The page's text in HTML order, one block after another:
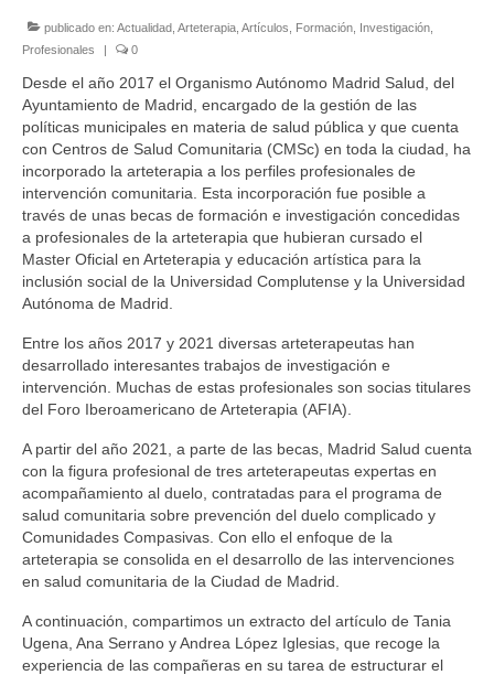
ESTATUTOS
¿QUÉ ENTENDEMOS POR ARTETERAPIA?
PREGUNTAS FRECUENTES
CÓDIGO ÉTICO
ASOCIACIONES FEDERADAS
AFIA
ANDART
ATe
MURART
ACTIVIDADES DE ARTETERAPIA
CONGRESOS DE ARTETERAPIA
JORNADAS DE ARTETERAPIA
PUBLICACIONES
Efectividad de la arteterapia: informe sobre la
evidencia existente
publicado en: Actualidad Arteterapia Artículos Formación Investigación
Profesionales
| 0
Desde el año 2017 el Organismo Autónomo Madrid Salud, del
Ayuntamiento de Madrid, encargado de la gestión de las
políticas municipales en materia de salud pública y que cuenta
con Centros de Salud Comunitaria (CMSc) en toda la ciudad, ha
incorporado la arteterapia a los perfiles profesionales de
intervención comunitaria. Esta incorporación fue posible a
través de unas becas de formación e investigación concedidas
a profesionales de la arteterapia que hubieran cursado el
Master Oficial en Arteterapia y educación artística para la
inclusión social de la Universidad Complutense y la Universidad
Autónoma de Madrid.
Entre los años 2017 y 2021 diversas arteterapeutas han
desarrollado interesantes trabajos de investigación e
intervención. Muchas de estas profesionales son socias titulares
del Foro Iberoamericano de Arteterapia (AFIA).
A partir del año 2021, a parte de las becas, Madrid Salud cuenta
con la figura profesional de tres arteterapeutas expertas en
acompañamiento al duelo, contratadas para el programa de
salud comunitaria sobre prevención del duelo complicado y
Comunidades Compasivas. Con ello el enfoque de la
arteterapia se consolida en el desarrollo de las intervenciones
en salud comunitaria de la Ciudad de Madrid.
A continuación, compartimos un extracto del artículo de Tania
Ugena, Ana Serrano y Andrea López Iglesias, que recoge la
experiencia de las compañeras en su tarea de estructurar el